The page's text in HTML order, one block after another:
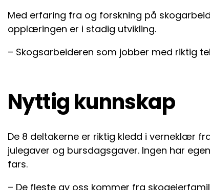
Med erfaring fra og forskning på
opplæringen er i stadig utvikling.
– Skogsarbeideren som jobber med riktig
Nyttig kunnskap
De 8 deltakerne er riktig kledd i verneklær
julegaver og bursdagsgaver. Ingen har
fars.
– De fleste av oss kommer fra